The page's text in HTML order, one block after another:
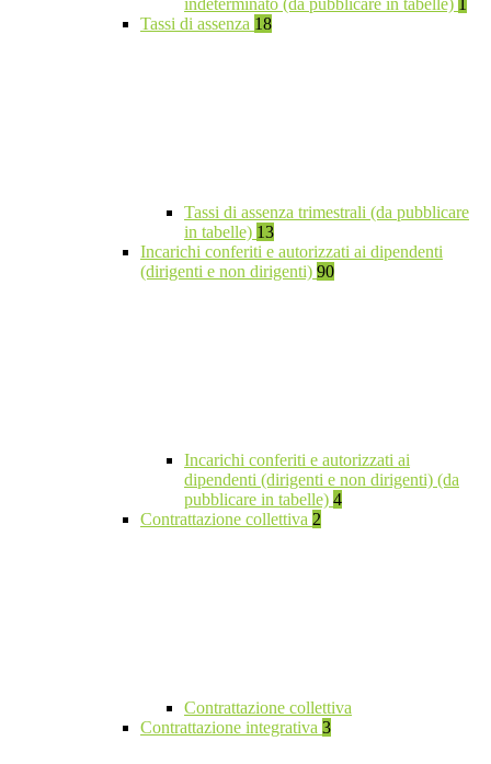
indeterminato (da pubblicare in tabelle) 1
Tassi di assenza 18
Tassi di assenza trimestrali (da pubblicare
in tabelle) 13
Incarichi conferiti e autorizzati ai dipendenti
(dirigenti e non dirigenti) 90
Incarichi conferiti e autorizzati ai
dipendenti (dirigenti e non dirigenti) (da
pubblicare in tabelle) 4
Contrattazione collettiva 2
Contrattazione collettiva
Contrattazione integrativa 3